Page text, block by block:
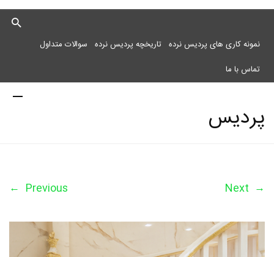
نمونه کاری های پردیس نرده تاریخچه پردیس نرده سوالات متداول
تماس با ما
پردیس
نرده
مرکز
← Previous Next →